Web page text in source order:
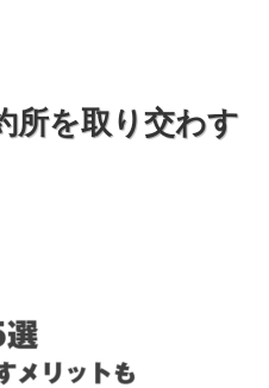
所を取り交わす